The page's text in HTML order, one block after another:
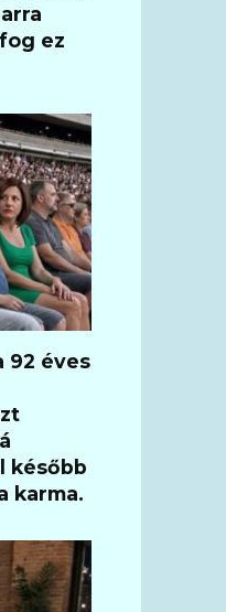
ez
92 éves
később
karma.